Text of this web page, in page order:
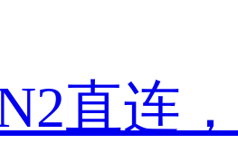
直连